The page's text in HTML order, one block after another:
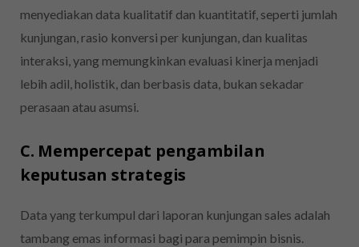
menyediakan data kualitatif dan kuantitatif, seperti jumlah
kunjungan, rasio konversi per kunjungan, dan kualitas
interaksi, yang memungkinkan evaluasi kinerja menjadi
lebih adil, holistik, dan berbasis data, bukan sekadar
perasaan atau asumsi.
C. Mempercepat pengambilan
keputusan strategis
Data yang terkumpul dari laporan kunjungan sales adalah
tambang emas informasi bagi para pemimpin bisnis.